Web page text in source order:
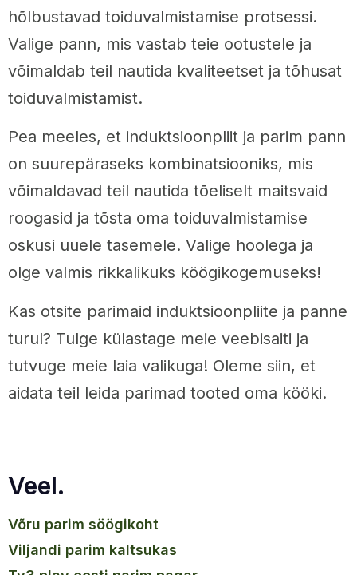
hõlbustavad toiduvalmistamise protsessi.
Valige pann, mis vastab teie ootustele ja
võimaldab teil nautida kvaliteetset ja tõhusat
toiduvalmistamist.
Pea meeles, et induktsioonpliit ja parim pann
on suurepäraseks kombinatsiooniks, mis
võimaldavad teil nautida tõeliselt maitsvaid
roogasid ja tõsta oma toiduvalmistamise
oskusi uuele tasemele. Valige hoolega ja
olge valmis rikkalikuks köögikogemuseks!
Kas otsite parimaid induktsioonpliite ja panne
turul? Tulge külastage meie veebisaiti ja
tutvuge meie laia valikuga! Oleme siin, et
aidata teil leida parimad tooted oma kööki.
Veel.
võru parim söögikoht
viljandi parim kaltsukas